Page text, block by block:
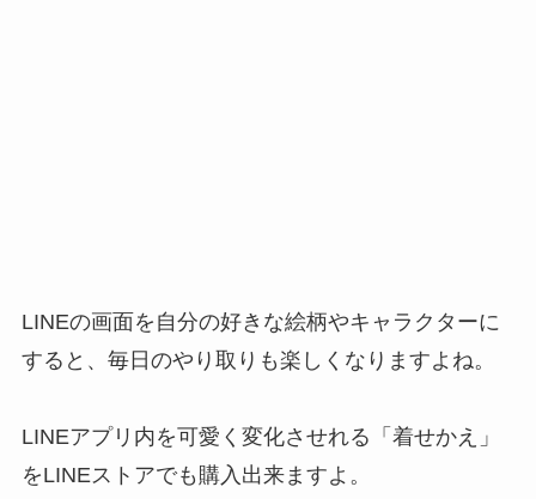
LINEの画面を自分の好きな絵柄やキャラクターに
すると、毎日のやり取りも楽しくなりますよね。
LINEアプリ内を可愛く変化させれる「着せかえ」
をLINEストアでも購入出来ますよ。